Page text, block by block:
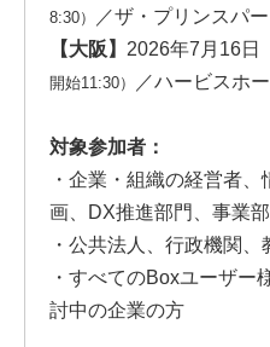
8:30）
／ザ・プリンスパ
【大阪】 2026年7月16日
開始11:30）
／ハービスホ
対象参加者：
・企業・組織の経営者
画、DX推進部門、事業
・公共法人、行政機関、
・すべてのBoxユーザー
討中の企業の方